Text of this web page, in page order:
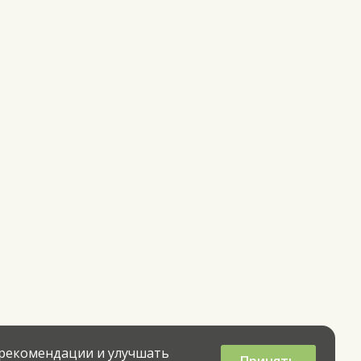
и улучшать